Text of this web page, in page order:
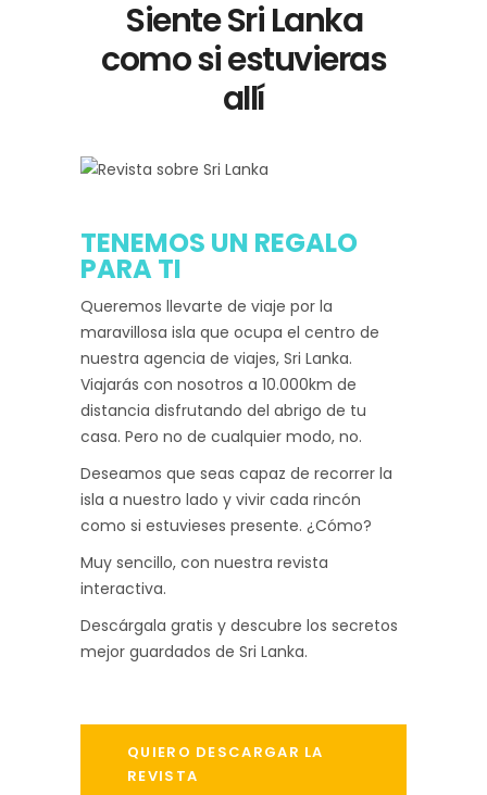
Siente Sri Lanka
como si estuvieras
allí
TENEMOS UN REGALO
PARA TI
Queremos llevarte de viaje por la
maravillosa isla que ocupa el centro de
nuestra agencia de viajes, Sri Lanka.
Viajarás con nosotros a 10.000km de
distancia disfrutando del abrigo de tu
casa. Pero no de cualquier modo, no.
Deseamos que seas capaz de recorrer la
isla a nuestro lado y vivir cada rincón
como si estuvieses presente. ¿Cómo?
Muy sencillo, con nuestra revista
interactiva.
Descárgala gratis y descubre los secretos
mejor guardados de Sri Lanka.
QUIERO DESCARGAR LA
REVISTA